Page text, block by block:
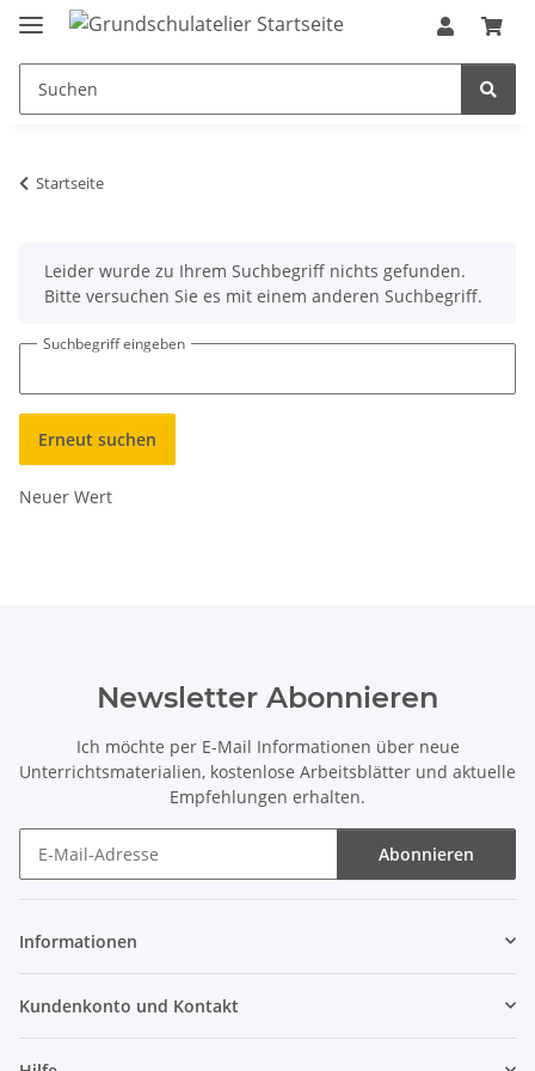
Startseite
xLeider wurde zu Ihrem Suchbegriff nichts gefunden.
Bitte versuchen Sie es mit einem anderen Suchbegriff.
Suchbegriff eingeben
Erneut suchen
Neuer Wert
Newsletter Abonnieren
Ich möchte per E-Mail Informationen über neue
Unterrichtsmaterialien, kostenlose Arbeitsblätter und aktuelle
Empfehlungen erhalten.
Abonnieren
Informationen
Kundenkonto und Kontakt